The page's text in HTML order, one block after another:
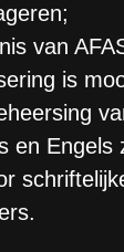
van
is
en Engels